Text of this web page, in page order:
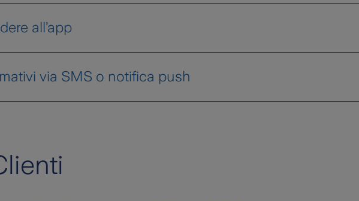
della tua Carta per gli acquisti online;
informativi via SMS;
all’app
l’attivazione del riconoscimento biometrico per approvare gli
via SMS o notifica push
DB Le Mie Carte e attivare i servizi informativi via SMS. Gli